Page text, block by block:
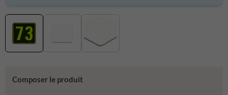
Composer le produit